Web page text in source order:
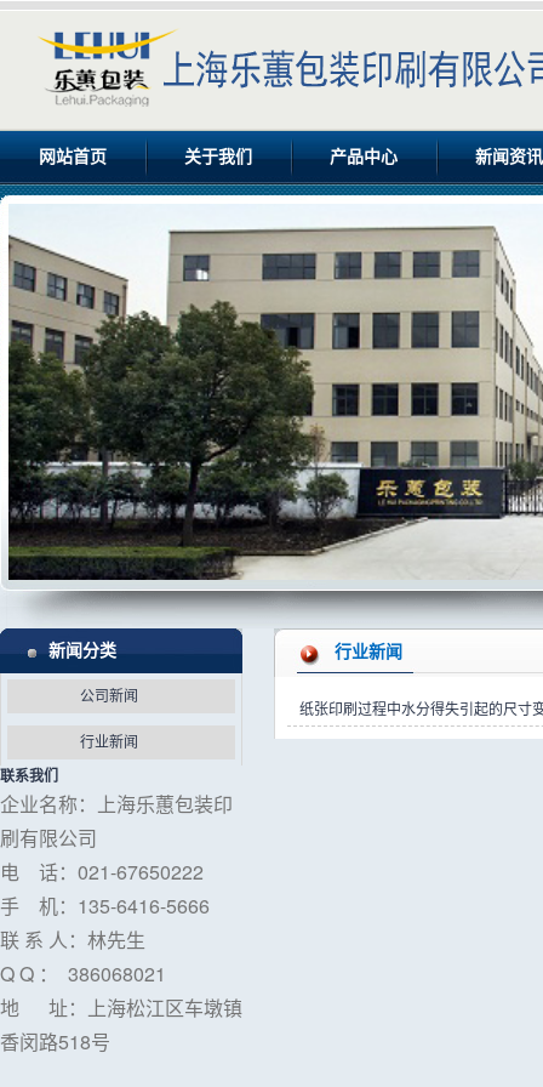
网站首页 关于我们
设备展示
资质认证
最新招聘信息
产品中心
瓦楞包装
手提袋
企业样本宣传画册
酒盒
彩盒包装印刷
彩盒包装盒
印刷厂
UV印刷包装盒
新闻资讯
行业新闻
新闻分类
公司新闻
行业新闻
联系我们
企业名称：上海乐蕙包装印
刷有限公司
电 话：021-67650222
手 机：135-6416-5666
联 系 人：林先生
Q Q ： 386068021
地 址：上海松江区车墩镇
香闵路518号
行业新闻
纸张印刷过程中水分得失引起的尺寸